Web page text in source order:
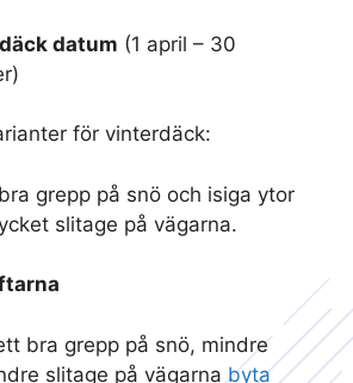
datum (1 april – 30
för vinterdäck:
grepp på snö och isiga ytor
slitage på vägarna.
bra grepp på snö, mindre
slitage på vägarna byta